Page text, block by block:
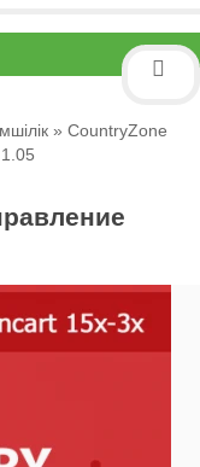
» CountryZone